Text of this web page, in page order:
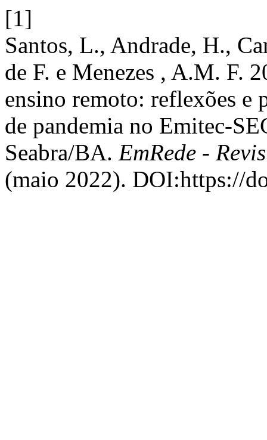
[1]
Santos, L., Andrade, H.,
de F. e Menezes , A.M. F.
ensino remoto: reflexões e
de pandemia no Emitec-
Seabra/BA. EmRede -
(maio 2022). DOI:https://